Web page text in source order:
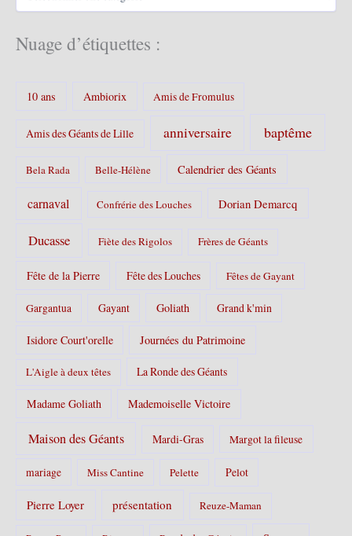
s
g
Nuage d’étiquettes :
10 ans Ambiorix Amis de Fromulus
Amis des Géants de Lille anniversaire baptême
Bela Rada Belle-Hélène Calendrier des Géants
carnaval Confrérie des Louches Dorian Demarcq
Ducasse Fiète des Rigolos Frères de Géants
Fête de la Pierre Fête des Louches Fêtes de Gayant
Gargantua Gayant Goliath Grand k'min
Isidore Court'orelle Journées du Patrimoine
L'Aigle à deux têtes La Ronde des Géants
Madame Goliath Mademoiselle Victoire
Maison des Géants Mardi-Gras Margot la fileuse
mariage Miss Cantine Pelette Pelot
Pierre Loyer présentation Reuze-Maman